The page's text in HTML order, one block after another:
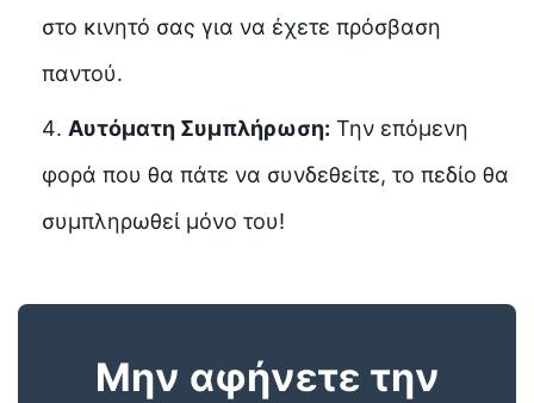
στο κινητό σας για να έχετε πρόσβαση
παντού.
Αυτόματη Συμπλήρωση: Την επόμενη
φορά που θα πάτε να συνδεθείτε, το πεδίο θα
συμπληρωθεί μόνο του!
Μην αφήνετε την